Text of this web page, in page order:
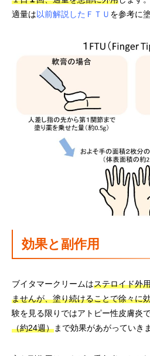
適量は以前解説したＦＴＵ を参考に
効果と副作用
ブイタマークリームはステロイド外
ませんが、塗り続けることで徐々に
験を見る限りではアトピー性皮膚炎
（約24週）まで効果があがっていき